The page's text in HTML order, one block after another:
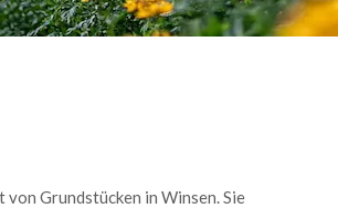
von Grundstücken in Winsen. Sie